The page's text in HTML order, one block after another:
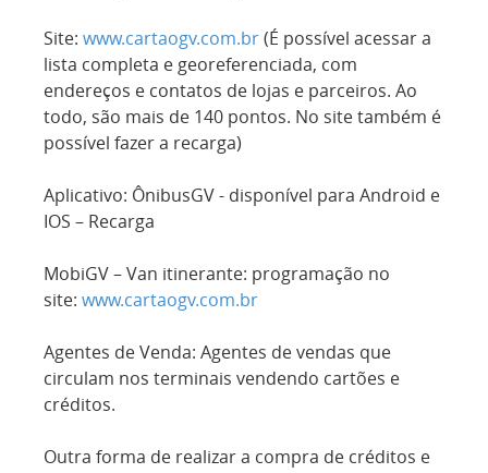
Site: www.cartaogv.com.br(É possível acessar a
lista completa e georeferenciada, com
endereços e contatos de lojas e parceiros. Ao
todo, são mais de 140 pontos. No site também é
possível fazer a recarga)
Aplicativo: ÔnibusGV - disponível para Android e
IOS – Recarga
MobiGV – Van itinerante: programação no
site: www.cartaogv.com.br
Agentes de Venda: Agentes de vendas que
circulam nos terminais vendendo cartões e
créditos.
Outra forma de realizar a compra de créditos e